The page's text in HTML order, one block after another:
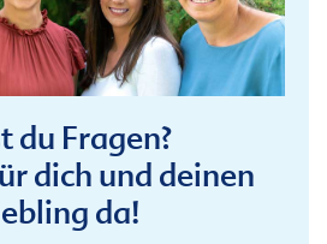
du Fragen?
dich und deinen
da!